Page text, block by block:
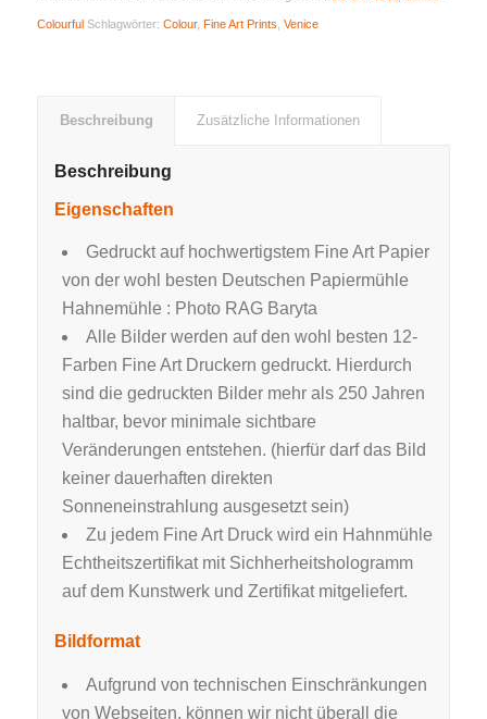
Colourful Schlagwörter: Colour, Fine Art Prints Venice
Beschreibung Zusätzliche Informationen
Beschreibung
Eigenschaften
Gedruckt auf hochwertigstem Fine Art Papier
von der wohl besten Deutschen Papiermühle
Hahnemühle : Photo RAG Baryta
Alle Bilder werden auf den wohl besten 12-
Farben Fine Art Druckern gedruckt. Hierdurch
sind die gedruckten Bilder mehr als 250 Jahren
haltbar, bevor minimale sichtbare
Veränderungen entstehen. (hierfür darf das Bild
keiner dauerhaften direkten
Sonneneinstrahlung ausgesetzt sein)
Zu jedem Fine Art Druck wird ein Hahnmühle
Echtheitszertifikat mit Sichherheitshologramm
auf dem Kunstwerk und Zertifikat mitgeliefert.
Bildformat
Aufgrund von technischen Einschränkungen
von Webseiten, können wir nicht überall die